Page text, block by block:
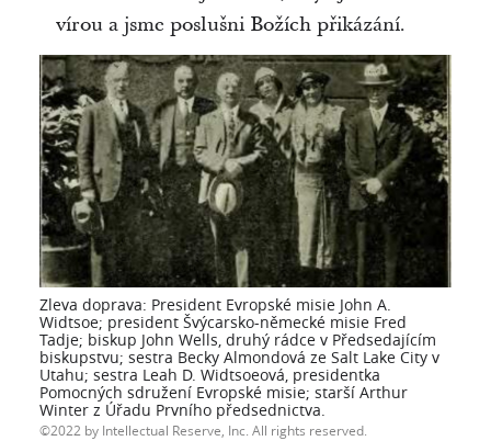
vírou a jsme poslušni Božích přikázání.
Zleva doprava: President Evropské misie John A.
Widtsoe; president Švýcarsko-německé misie Fred
Tadje; biskup John Wells, druhý rádce v Předsedajícím
biskupstvu; sestra Becky Almondová ze Salt Lake City v
Utahu; sestra Leah D. Widtsoeová, presidentka
Pomocných sdružení Evropské misie; starší Arthur
Winter z Úřadu Prvního předsednictva.
2022 by Intellectual Reserve, Inc. All rights reserved.